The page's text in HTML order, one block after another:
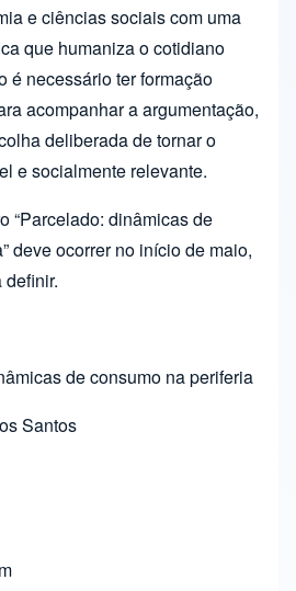
e ciências sociais com uma
que humaniza o cotidiano
é necessário ter formação
acompanhar a argumentação,
deliberada de tornar o
e socialmente relevante.
“Parcelado: dinâmicas de
deve ocorrer no início de maio,
de consumo na periferia
Santos